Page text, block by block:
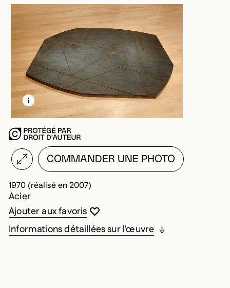
EN SAVOIR PLUS SUR CETTE IMAGE
OUVRIR LA MODALE
COMMANDER UNE PHOTO
1970 (réalisé en 2007)
Acier
Vous devez être connecté pour ajouter
Fermer la modale
Ouvrir la modale
Ajouter aux favoris
Informations détaillées sur l’œuvre